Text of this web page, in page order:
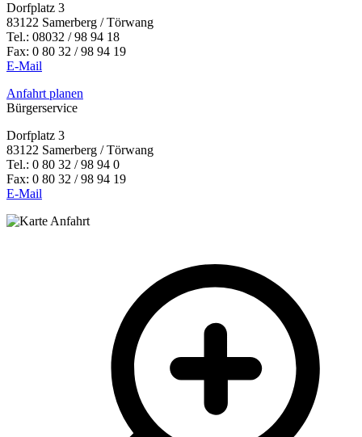
Dorfplatz 3
83122 Samerberg / Törwang
Tel.: 08032 / 98 94 18
Fax: 0 80 32 / 98 94 19
E-Mail
Anfahrt planen
Bürgerservice
Dorfplatz 3
83122 Samerberg / Törwang
Tel.: 0 80 32 / 98 94 0
Fax: 0 80 32 / 98 94 19
E-Mail